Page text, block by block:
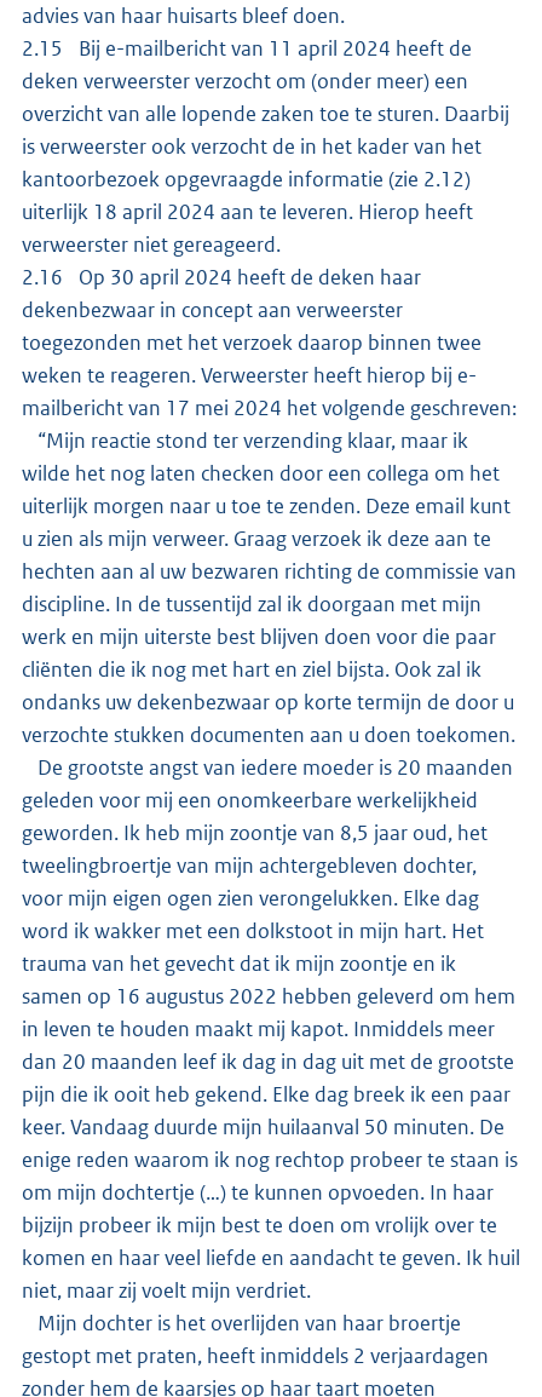
advies van haar huisarts bleef doen.
2.15 Bij e-mailbericht van 11 april 2024 heeft de
deken verweerster verzocht om (onder meer) een
overzicht van alle lopende zaken toe te sturen. Daarbij
is verweerster ook verzocht de in het kader van het
kantoorbezoek opgevraagde informatie (zie 2.12)
uiterlijk 18 april 2024 aan te leveren. Hierop heeft
verweerster niet gereageerd.
2.16 Op 30 april 2024 heeft de deken haar
dekenbezwaar in concept aan verweerster
toegezonden met het verzoek daarop binnen twee
weken te reageren. Verweerster heeft hierop bij e-
mailbericht van 17 mei 2024 het volgende geschreven:
“Mijn reactie stond ter verzending klaar, maar ik
wilde het nog laten checken door een collega om het
uiterlijk morgen naar u toe te zenden. Deze email kunt
u zien als mijn verweer. Graag verzoek ik deze aan te
hechten aan al uw bezwaren richting de commissie van
discipline. In de tussentijd zal ik doorgaan met mijn
werk en mijn uiterste best blijven doen voor die paar
cliënten die ik nog met hart en ziel bijsta. Ook zal ik
ondanks uw dekenbezwaar op korte termijn de door u
verzochte stukken documenten aan u doen toekomen.
De grootste angst van iedere moeder is 20 maanden
geleden voor mij een onomkeerbare werkelijkheid
geworden. Ik heb mijn zoontje van 8,5 jaar oud, het
tweelingbroertje van mijn achtergebleven dochter,
voor mijn eigen ogen zien verongelukken. Elke dag
word ik wakker met een dolkstoot in mijn hart. Het
trauma van het gevecht dat ik mijn zoontje en ik
samen op 16 augustus 2022 hebben geleverd om hem
in leven te houden maakt mij kapot. Inmiddels meer
dan 20 maanden leef ik dag in dag uit met de grootste
pijn die ik ooit heb gekend. Elke dag breek ik een paar
keer. Vandaag duurde mijn huilaanval 50 minuten. De
enige reden waarom ik nog rechtop probeer te staan is
om mijn dochtertje (…) te kunnen opvoeden. In haar
bijzijn probeer ik mijn best te doen om vrolijk over te
komen en haar veel liefde en aandacht te geven. Ik huil
niet, maar zij voelt mijn verdriet.
Mijn dochter is het overlijden van haar broertje
gestopt met praten, heeft inmiddels 2 verjaardagen
zonder hem de kaarsjes op haar taart moeten